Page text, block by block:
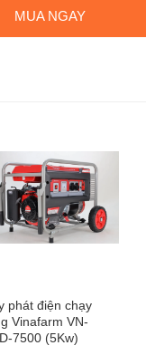
MUA NGAY
phát điện chạy
Vinafarm VN-
7500 (5Kw)